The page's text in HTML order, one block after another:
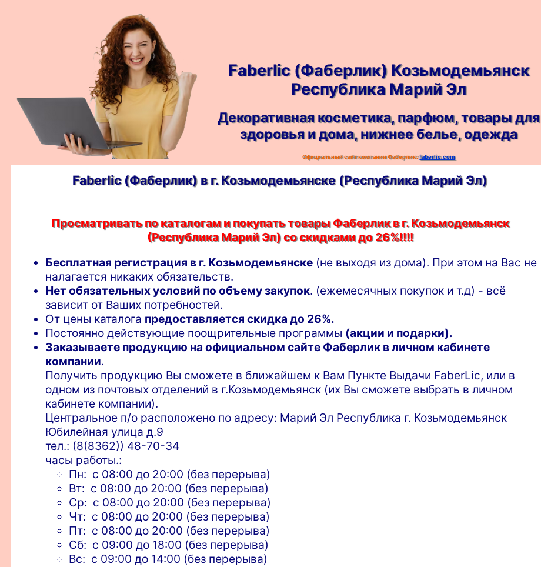
Faberlic (Фаберлик) Козьмодемьянск
Республика Марий Эл
Декоративная косметика, парфюм, товары для
здоровья и дома, нижнее белье, одежда
Официальный сайт компании Фаберлик:faberlic.com
Faberlic (Фаберлик) в г. Козьмодемьянскe (Республика Марий Эл)
Просматривать по каталогам и покупать товары Фаберлик в г. Козьмодемьянск
(Республика Марий Эл) со скидками до 26%!!!!
Бесплатная регистрация в г. Козьмодемьянскe (не выходя из дома). При этом на Вас не
налагается никаких обязательств.
Нет обязательных условий по объему закупок. (ежемесячных покупок и т.д) - всё
зависит от Ваших потребностей.
От цены каталога предоставляется скидка до 26%.
Постоянно действующие поощрительные программы (акции и подарки).
Заказываете продукцию на официальном сайте Фаберлик в личном кабинете
компании.
Получить продукцию Вы сможете в ближайшем к Вам Пункте Выдачи FaberLic, или в
одном из почтовых отделений в г.Козьмодемьянск (их Вы сможете выбрать в личном
кабинете компании).
Центральное п/о расположено по адресу: Марий Эл Республика г. Козьмодемьянск
Юбилейная улица д.9
тел.: (8(8362)) 48-70-34
часы работы.:
Пн: с 08:00 до 20:00 (без перерыва)
Вт: с 08:00 до 20:00 (без перерыва)
Ср: с 08:00 до 20:00 (без перерыва)
Чт: с 08:00 до 20:00 (без перерыва)
Пт: с 08:00 до 20:00 (без перерыва)
Сб: с 09:00 до 18:00 (без перерыва)
Вс: с 09:00 до 14:00 (без перерыва)